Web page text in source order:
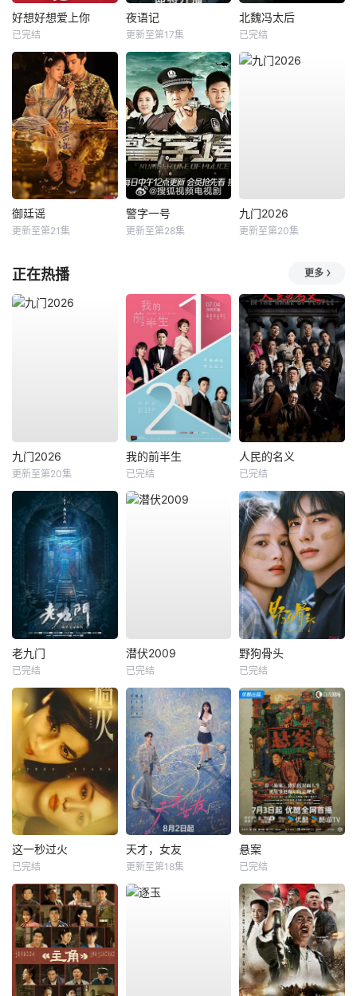
好想好想爱上你
已完结
夜语记
更新至第17集
北魏冯太后
已完结
御廷谣
更新至第21集
警字一号
更新至第28集
九门2026
更新至第20集
正在热播 更多
九门2026
更新至第20集
我的前半生
已完结
人民的名义
已完结
老九门
已完结
潜伏2009
已完结
野狗骨头
已完结
这一秒过火
已完结
天才，女友
更新至第18集
悬案
已完结